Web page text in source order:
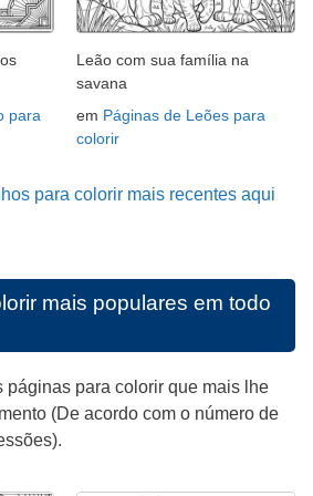
para
Leão com sua família na
savana
em Páginas de Leões para
colorir
para colorir mais recentes aqui
mais populares em todo
páginas para colorir que mais lhe
(De acordo com o número de